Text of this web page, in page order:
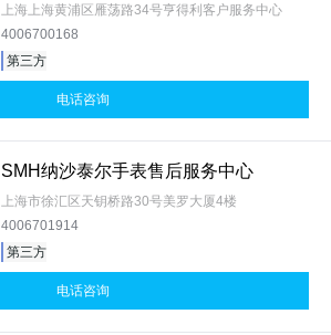
上海上海黄浦区雁荡路34号亨得利客户服务中心
4006700168
第三方
电话咨询
SMH纳沙泰尔手表售后服务中心
上海市徐汇区天钥桥路30号美罗大厦4楼
4006701914
第三方
电话咨询